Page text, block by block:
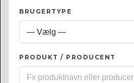
BRUGERTYPE
PRODUKT / PRODUCENT